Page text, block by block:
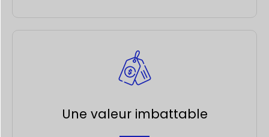
Une valeur imbattable